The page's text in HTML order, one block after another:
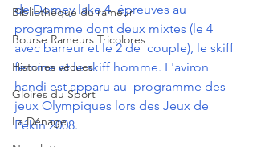
Bibliothèque du rameur
Bourse Rameurs Tricolores
Histoires vécues
Gloires du Sport
La Dénage
de Dorney lake.4  épreuves au
programme dont deux mixtes (le 4
avec barreur et le 2 de  couple), le skiff
femme et le skiff homme. L'aviron
handi est apparu au  programme des
jeux Olympiques lors des Jeux de
Pékin 2008.